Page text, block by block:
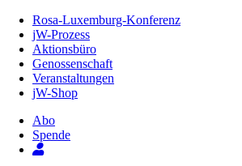
Inhalt
Seite
Rosa-Luxemburg-Konferenz
jW-Prozess
Aktionsbüro
Genossenschaft
Veranstaltungen
jW-Shop
Abo
Spende